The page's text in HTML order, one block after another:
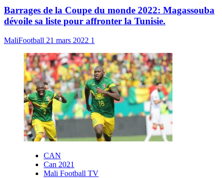
Barrages de la Coupe du monde 2022: Magassouba
dévoile sa liste pour affronter la Tunisie.
MaliFootball 21 mars 2022 1
CAN
Can 2021
Mali Football TV